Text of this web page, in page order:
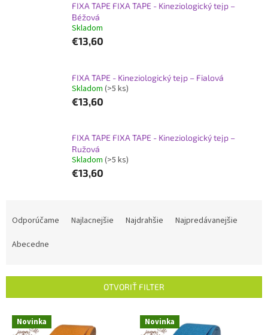
FIXA TAPE FIXA TAPE - Kineziologický tejp –
Béžová
Skladom
€13,60
FIXA TAPE - Kineziologický tejp – Fialová
Skladom (>5 ks)
€13,60
FIXA TAPE FIXA TAPE - Kineziologický tejp –
Ružová
Skladom (>5 ks)
€13,60
p
Odporúčame Najlacnejšie Najdrahšie
Najpredávanejšie
Abecedne
OTVORIŤ FILTER
V Novinka Novinka